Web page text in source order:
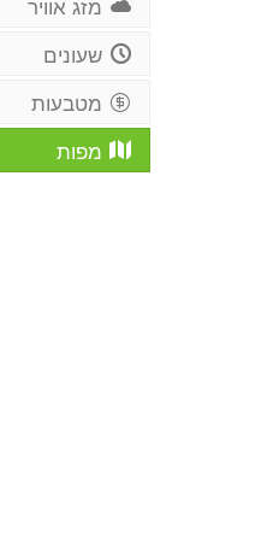
שעונים
מטבעות
מפות